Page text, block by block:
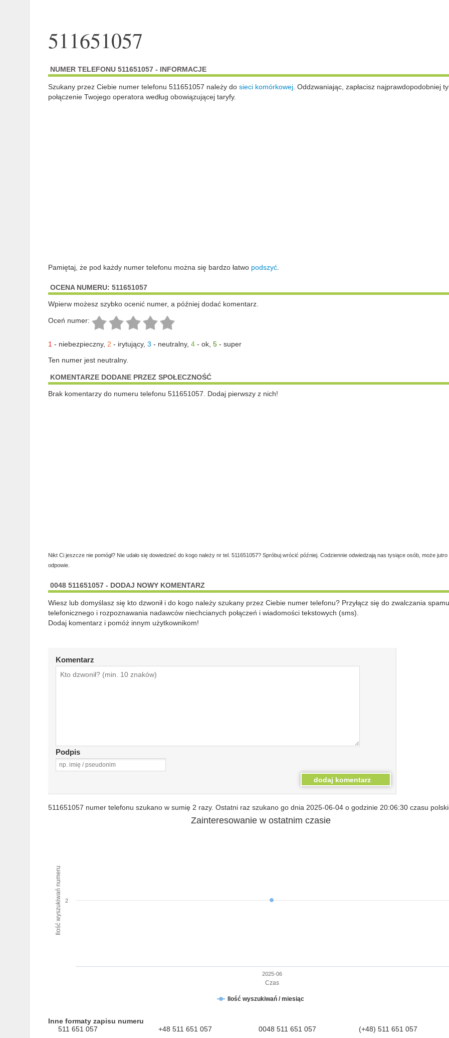
511651057
NUMER TELEFONU 511651057 - INFORMACJE
Szukany przez Ciebie numer telefonu 511651057 należy do sieci komórkowej. Oddzwaniając, zapłacisz najprawdopodobniej
połączenie Twojego operatora według obowiązującej taryfy.
Pamiętaj, że pod każdy numer telefonu można się bardzo łatwo podszyć.
OCENA NUMERU: 511651057
Wpierw możesz szybko ocenić numer, a później dodać komentarz.
Oceń numer:
1- niebezpieczny, 2 - irytujący, 3 - neutralny, 4- ok, 5- super
Ten numer jest neutralny.
KOMENTARZE DODANE PRZEZ SPOŁECZNOŚĆ
Brak komentarzy do numeru telefonu 511651057. Dodaj pierwszy z nich!
Nikt Ci jeszcze nie pomógł? Nie udało się dowiedzieć do kogo należy nr tel. 511651057? Spróbuj wrócić później. Codziennie odwiedzają nas tysiące osób, może jutro
odpowie.
0048 511651057 - DODAJ NOWY KOMENTARZ
Wiesz lub domyślasz się kto dzwonił i do kogo należy szukany przez Ciebie numer telefonu? Przyłącz się do zwalczania spamu
telefonicznego i rozpoznawania nadawców niechcianych połączeń i wiadomości tekstowych (sms).
Dodaj komentarz i pomóż innym użytkownikom!
Komentarz
Podpis
511651057 numer telefonu szukano w sumię 2 razy. Ostatni raz szukano go dnia 2025-06-04 o godzinie 20:06:30 czasu
Czas
Ilość wyszukiwań numeru
Zainteresowanie w ostatnim czasie
Ilość wyszukiwań / miesiąc
2025-06
2
Inne formaty zapisu numeru
511 651 057
+48 511 651 057 0048 511 651 057 (+48) 511 651 057